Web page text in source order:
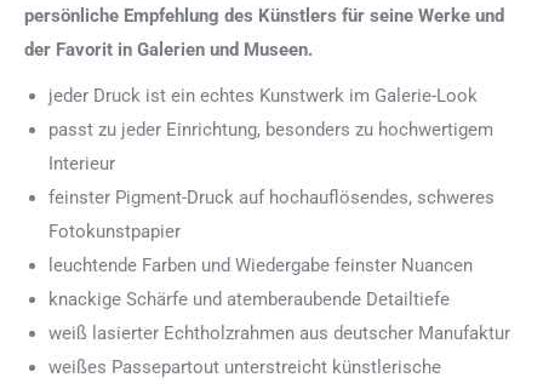
persönliche Empfehlung des Künstlers für seine Werke und
der Favorit in Galerien und Museen.
jeder Druck ist ein echtes Kunstwerk im Galerie-Look
passt zu jeder Einrichtung, besonders zu hochwertigem
Interieur
feinster Pigment-Druck auf hochauflösendes, schweres
Fotokunstpapier
leuchtende Farben und Wiedergabe feinster Nuancen
knackige Schärfe und atemberaubende Detailtiefe
weiß lasierter Echtholzrahmen aus deutscher Manufaktur
weißes Passepartout unterstreicht künstlerische